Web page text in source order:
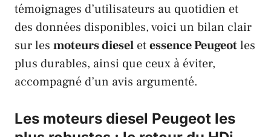
témoignages d’utilisateurs au quotidien et
des données disponibles, voici un bilan clair
sur les moteurs diesel etessence Peugeotles
plus durables, ainsi que ceux à éviter,
accompagné d’un avis argumenté.
Les moteurs diesel Peugeot les